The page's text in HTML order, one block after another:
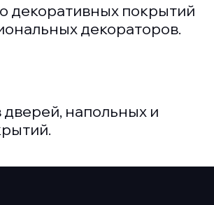
декоративных покрытий
декораторов.
дверей, напольных и